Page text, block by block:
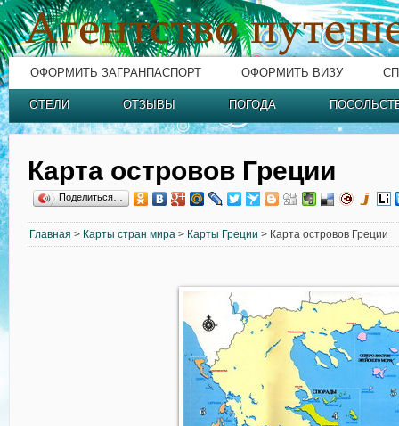
ОФОРМИТЬ ЗАГРАНПАСПОРТ ОФОРМИТЬ ВИЗУ
ОТЕЛИ ОТЗЫВЫ ПОГОДА
Карта островов Греции
Поделиться…
Главная > Карты стран мира > Карты Греции > Карта островов Греции